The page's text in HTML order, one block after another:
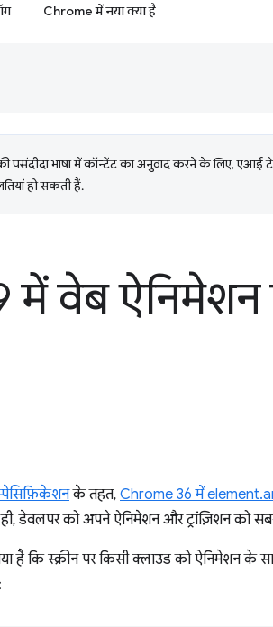
Chrome में नया क्या है
भाषा में कॉन्टेंट का अनुवाद करने के लिए, एआई
हो सकती हैं.
में वेब
के तहत, Chrome 36 में
डेवलपर को अपने ऐनिमेशन और ट्रांज़िशन को
है कि स्क्रीन पर किसी क्लाउड को ऐनिमेशन